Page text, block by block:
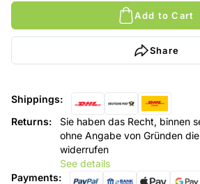
Add to Cart
Share
Shippings:
Returns:
Sie haben das Recht, binnen
ohne Angabe von Gründen
widerrufen
See details
Payments: